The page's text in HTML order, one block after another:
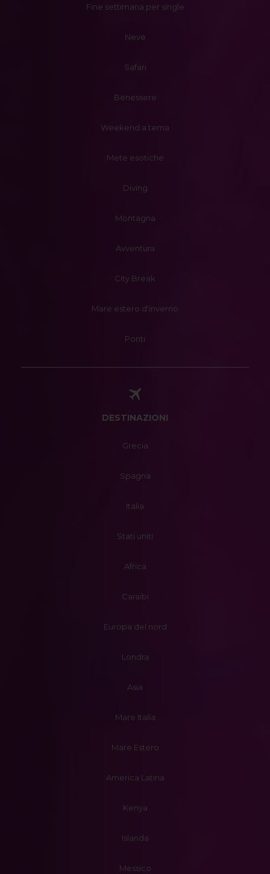
Fine settimana per single
Neve
Safari
Benessere
Weekend a tema
Mete esotiche
Diving
Montagna
Avventura
City Break
Mare estero d'inverno
Ponti
DESTINAZIONI
Grecia
Spagna
Italia
Stati uniti
Africa
Caraibi
Europa del nord
Londra
Asia
Mare Italia
Mare Estero
America Latina
Kenya
Islanda
Messico